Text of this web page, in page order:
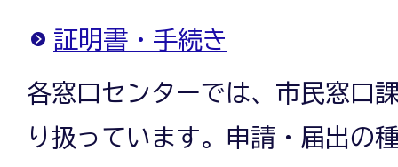
証明書・手続き
各窓口センターでは、市民窓口
り扱っています。申請・届出の